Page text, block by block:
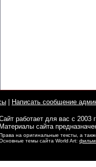
Написать сообщение
работает для вас с 2003
Материалы сайта
на оригинальные тексты, а
темы сайта World Art: